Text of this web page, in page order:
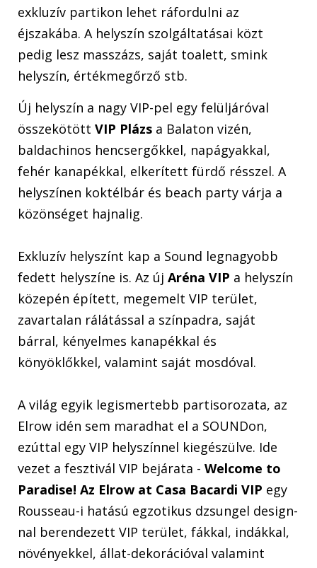
exkluzív partikon lehet ráfordulni az
éjszakába. A helyszín szolgáltatásai közt
pedig lesz masszázs, saját toalett, smink
helyszín, értékmegőrző stb.
Új helyszín a nagy VIP-pel egy felüljáróval
összekötött VIP Plázs a Balaton vizén,
baldachinos hencsergőkkel, napágyakkal,
fehér kanapékkal, elkerített fürdő résszel. A
helyszínen koktélbár és beach party várja a
közönséget hajnalig.
Exkluzív helyszínt kap a Sound legnagyobb
fedett helyszíne is. Az új Aréna VIP a helyszín
közepén épített, megemelt VIP terület,
zavartalan rálátással a színpadra, saját
bárral, kényelmes kanapékkal és
könyöklőkkel, valamint saját mosdóval.
A világ egyik legismertebb partisorozata, az
Elrow idén sem maradhat el a SOUNDon,
ezúttal egy VIP helyszínnel kiegészülve. Ide
vezet a fesztivál VIP bejárata - Welcome to
Paradise! Az Elrow at Casa Bacardi VIP egy
Rousseau-i hatású egzotikus dzsungel design-
nal berendezett VIP terület, fákkal, indákkal,
növényekkel, állat-dekorációval valamint